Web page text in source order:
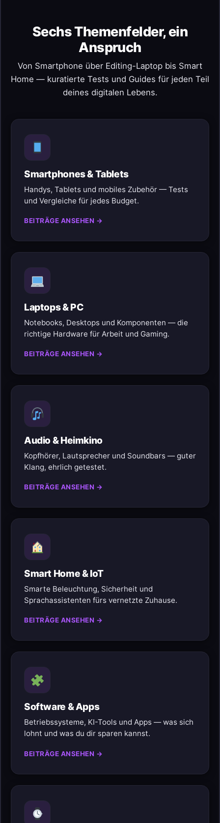
Sechs Themenfelder, ein
Anspruch
Von Smartphone über Editing-Laptop bis Smart
Home — kuratierte Tests und Guides für jeden Teil
deines digitalen Lebens.
Smartphones & Tablets
Handys, Tablets und mobiles Zubehör — Tests
und Vergleiche für jedes Budget.
BEITRÄGE ANSEHEN →
Laptops & PC
Notebooks, Desktops und Komponenten — die
richtige Hardware für Arbeit und Gaming.
BEITRÄGE ANSEHEN →
Audio & Heimkino
Kopfhörer, Lautsprecher und Soundbars — guter
Klang, ehrlich getestet.
BEITRÄGE ANSEHEN →
Smart Home & IoT
Smarte Beleuchtung, Sicherheit und
Sprachassistenten fürs vernetzte Zuhause.
BEITRÄGE ANSEHEN →
Software & Apps
Betriebssysteme, KI-Tools und Apps — was sich
lohnt und was du dir sparen kannst.
BEITRÄGE ANSEHEN →